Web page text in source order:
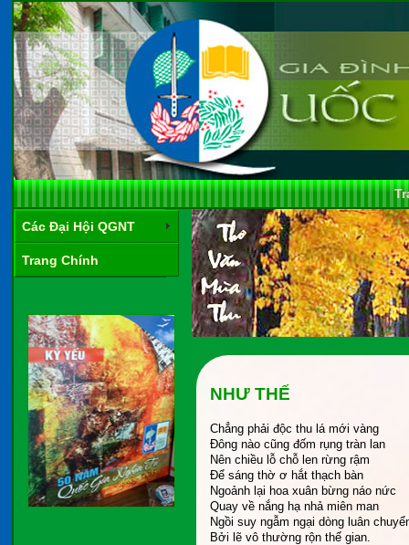
Các Đại Hội QGNT
Trang Chính
NHƯ THẾ
Chẳng phải độc thu lá mới vàng
Đông nào cũng đốm rụng tràn lan
Nên chiều lỗ chỗ len rừng rậm
Để sáng thờ ơ hắt thạch bàn
Ngoảnh lại hoa xuân bừng náo nức
Quay về nắng hạ nhả miên man
Ngồi suy ngẫm ngại dòng luân
Bởi lẽ vô thường rộn thế gian.